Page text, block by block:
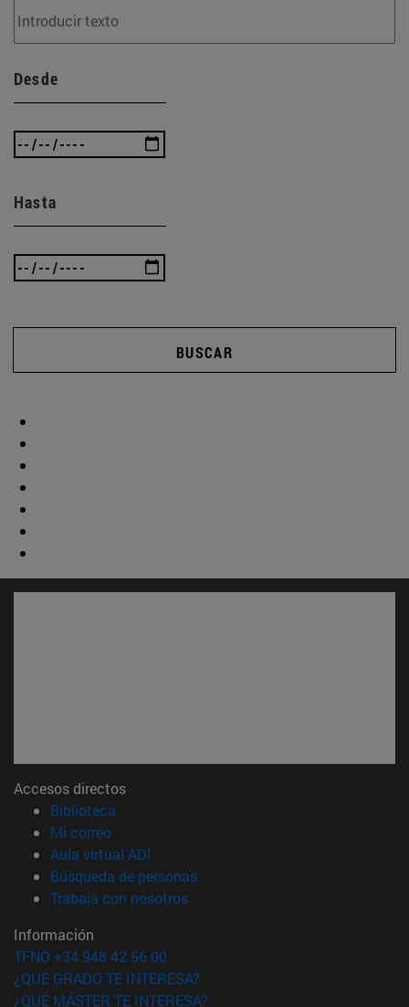
Desde
Hasta
BUSCAR
Accesos directos
Biblioteca
Mi correo(abre en nueva ventana)
Aula virtual ADI
Búsqueda de personas(abre en nueva ventana)
Trabaja con nosotros(abre en nueva ventana)
Información
TFNO +34 948 42 56 00
¿QUÉ GRADO TE INTERESA?
¿QUÉ MÁSTER TE INTERESA?